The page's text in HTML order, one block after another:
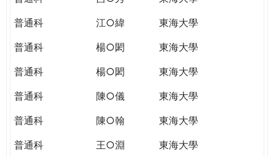
普通科
江○緯
東海大學
普通科
楊○閎
東海大學
普通科
楊○閎
東海大學
普通科
陳○儀
東海大學
普通科
陳○翰
東海大學
普通科
王○淵
東海大學